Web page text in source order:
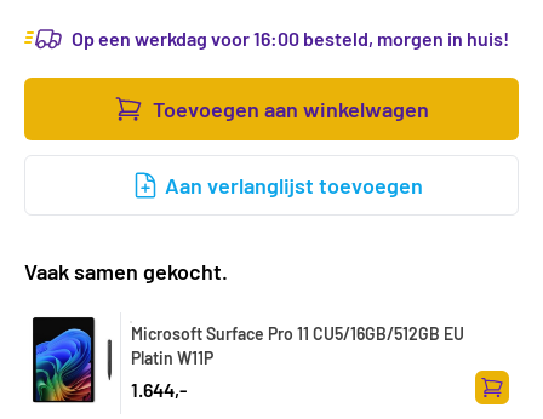
Op een werkdag voor 16:00 besteld, morgen in huis!
Toevoegen aan winkelwagen
Aan verlanglijst toevoegen
Vaak samen gekocht.
Microsoft Surface Pro 11 CU5/16GB/512GB EU
Platin W11P
1.644,-